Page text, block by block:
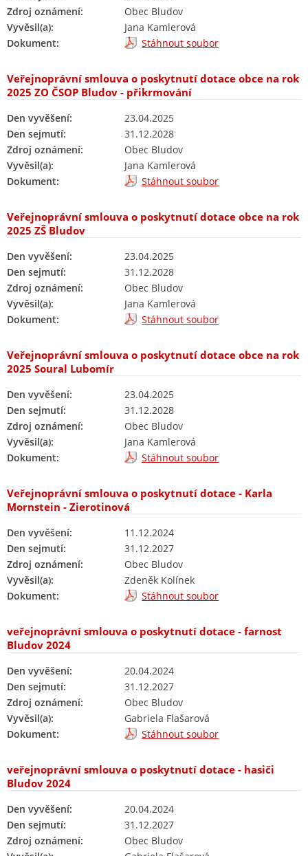
Zdroj oznámení:
Obec Bludov
Vyvěsil(a):
Jana Kamlerová
Dokument:
Stáhnout soubor
Veřejnoprávní smlouva o poskytnutí dotace obce na rok
2025 ZO ČSOP Bludov - přikrmování
Den vyvěšení:
23.04.2025
Den sejmutí:
31.12.2028
Zdroj oznámení:
Obec Bludov
Vyvěsil(a):
Jana Kamlerová
Dokument:
Stáhnout soubor
Veřejnoprávní smlouva o poskytnutí dotace obce na rok
2025 ZŠ Bludov
Den vyvěšení:
23.04.2025
Den sejmutí:
31.12.2028
Zdroj oznámení:
Obec Bludov
Vyvěsil(a):
Jana Kamlerová
Dokument:
Stáhnout soubor
Veřejnoprávní smlouva o poskytnutí dotace obce na rok
2025 Soural Lubomír
Den vyvěšení:
23.04.2025
Den sejmutí:
31.12.2028
Zdroj oznámení:
Obec Bludov
Vyvěsil(a):
Jana Kamlerová
Dokument:
Stáhnout soubor
Veřejnoprávní smlouva o poskytnutí dotace - Karla
Mornstein - Zierotinová
Den vyvěšení:
11.12.2024
Den sejmutí:
31.12.2027
Zdroj oznámení:
Obec Bludov
Vyvěsil(a):
Zdeněk Kolínek
Dokument:
Stáhnout soubor
veřejnoprávní smlouva o poskytnutí dotace - farnost
Bludov 2024
Den vyvěšení:
20.04.2024
Den sejmutí:
31.12.2027
Zdroj oznámení:
Obec Bludov
Vyvěsil(a):
Gabriela Flašarová
Dokument:
Stáhnout soubor
veřejnoprávní smlouva o poskytnutí dotace - hasiči
Bludov 2024
Den vyvěšení:
20.04.2024
Den sejmutí:
31.12.2027
Zdroj oznámení:
Obec Bludov